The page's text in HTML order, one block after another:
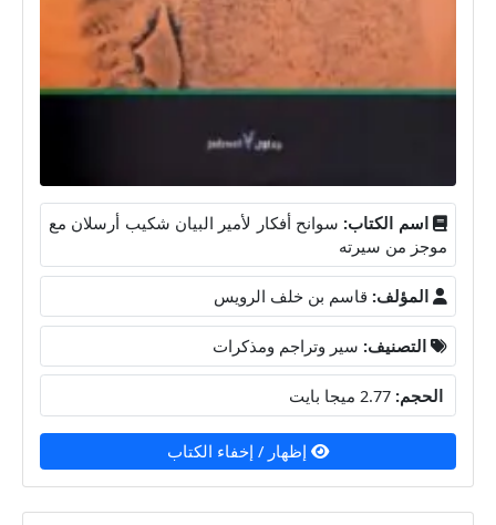
اسم الكتاب: سوانح أفكار لأمير البيان شكيب أرسلان مع
موجز من سيرته
المؤلف: قاسم بن خلف الرويس
التصنيف: سير وتراجم ومذكرات
الحجم:
إظهار / إخفاء الكتاب